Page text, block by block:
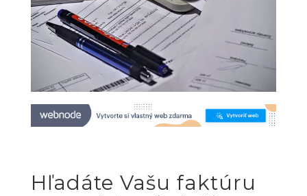
Hľadáte Vašu faktúru